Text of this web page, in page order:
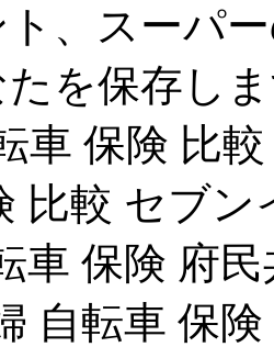
ト、スーパ
を保存し
車 保険 比
比較 セブ
車 保険 府
自転車 保